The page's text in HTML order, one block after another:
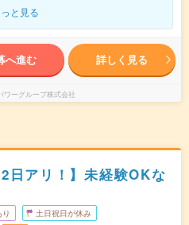
と見る
へ進む 詳しく見る
ワーグループ株式会社
日アリ！】未経験OKな
土日祝日が休み